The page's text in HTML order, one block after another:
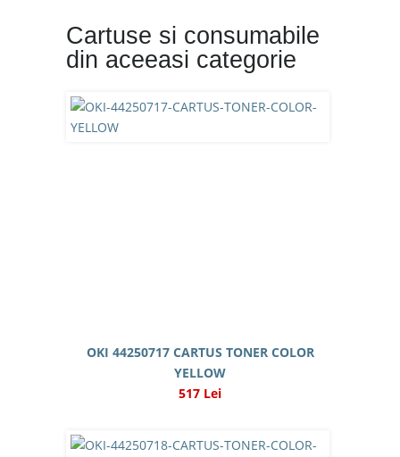
Cartuse si consumabile
din aceeasi categorie
OKI 44250717 CARTUS TONER COLOR
YELLOW
517 Lei